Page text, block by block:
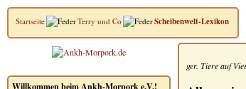
Startseite Terry und Co Scheibenwelt-Lexikon
Willkommen beim Ankh-Morpork e.V.!
ger. Tiere auf